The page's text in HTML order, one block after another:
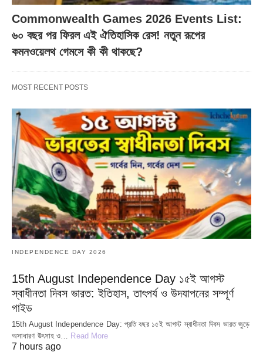
Commonwealth Games 2026 Events List:
৬০ বছর পর ফিরল এই ঐতিহাসিক রেস! নতুন রূপের
কমনওয়েলথ গেমসে কী কী থাকছে?
MOST RECENT POSTS
INDEPENDENCE DAY 2026
15th August Independence Day ১৫ই আগস্ট
স্বাধীনতা দিবস ভারত: ইতিহাস, তাৎপর্য ও উদযাপনের সম্পূর্ণ
গাইড
15th August Independence Day: প্রতি বছর ১৫ই আগস্ট স্বাধীনতা দিবস ভারত জুড়ে
অসাধারণ উৎসাহ ও… Read More
7 hours ago